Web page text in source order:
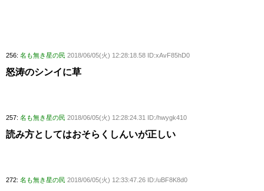
256: 名も無き星の民 2018/06/05(火) 12:28:18.58 ID:xAvF85hD0
怒涛のシンイに草
257: 名も無き星の民 2018/06/05(火) 12:28:24.31 ID:/hwygk410
読み方としてはおそらくしんいが正しい
272: 名も無き星の民 2018/06/05(火) 12:33:47.26 ID:/uBF8K8d0